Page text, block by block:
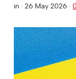
in · 26 May 2026 ·